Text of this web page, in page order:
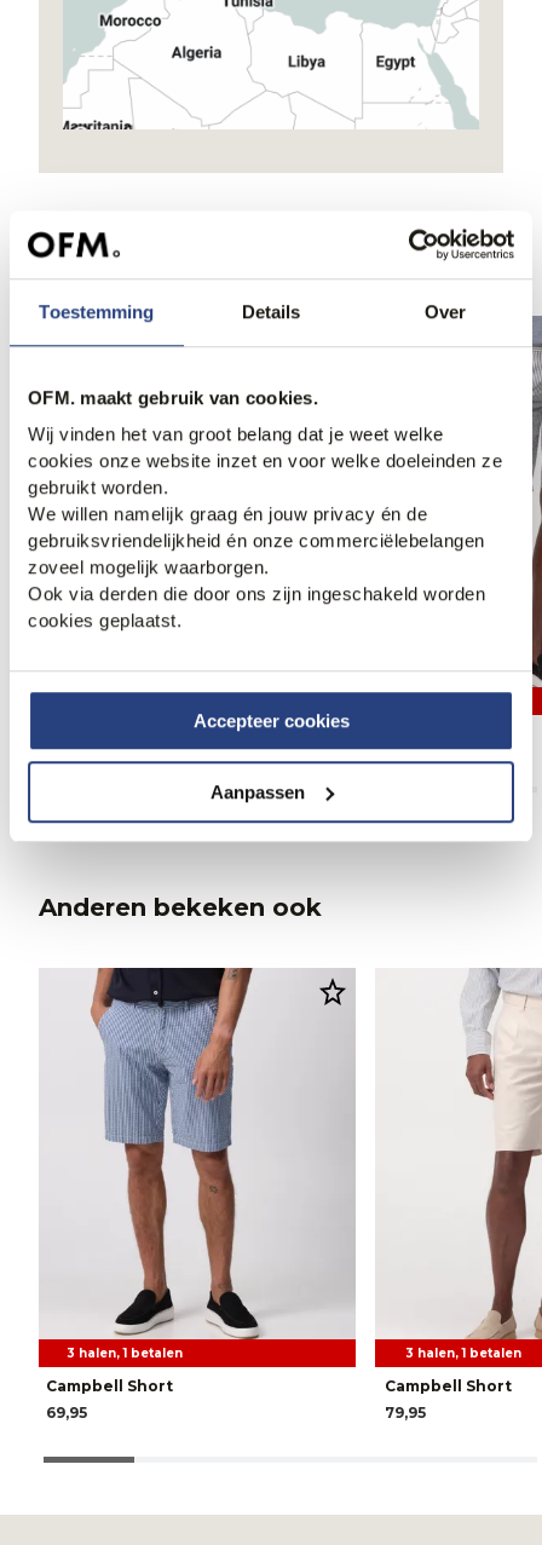
Toestemming Details Over
OFM. maakt gebruik van cookies.
Wij vinden het van groot belang dat je weet welke
cookies onze website inzet en voor welke doeleinden ze
gebruikt worden.
We willen namelijk graag én jouw privacy én de
gebruiksvriendelijkheid én onze commerciëlebelangen
zoveel mogelijk waarborgen.
Ook via derden die door ons zijn ingeschakeld worden
cookies geplaatst.
Accepteer cookies
Aanpassen
Ook iets voor jou?
69,95
69,95
Anderen bekeken ook
3 halen, 1 betalen
Campbell Short
69,95
3 halen, 1 betalen
Campbell Short
79,95